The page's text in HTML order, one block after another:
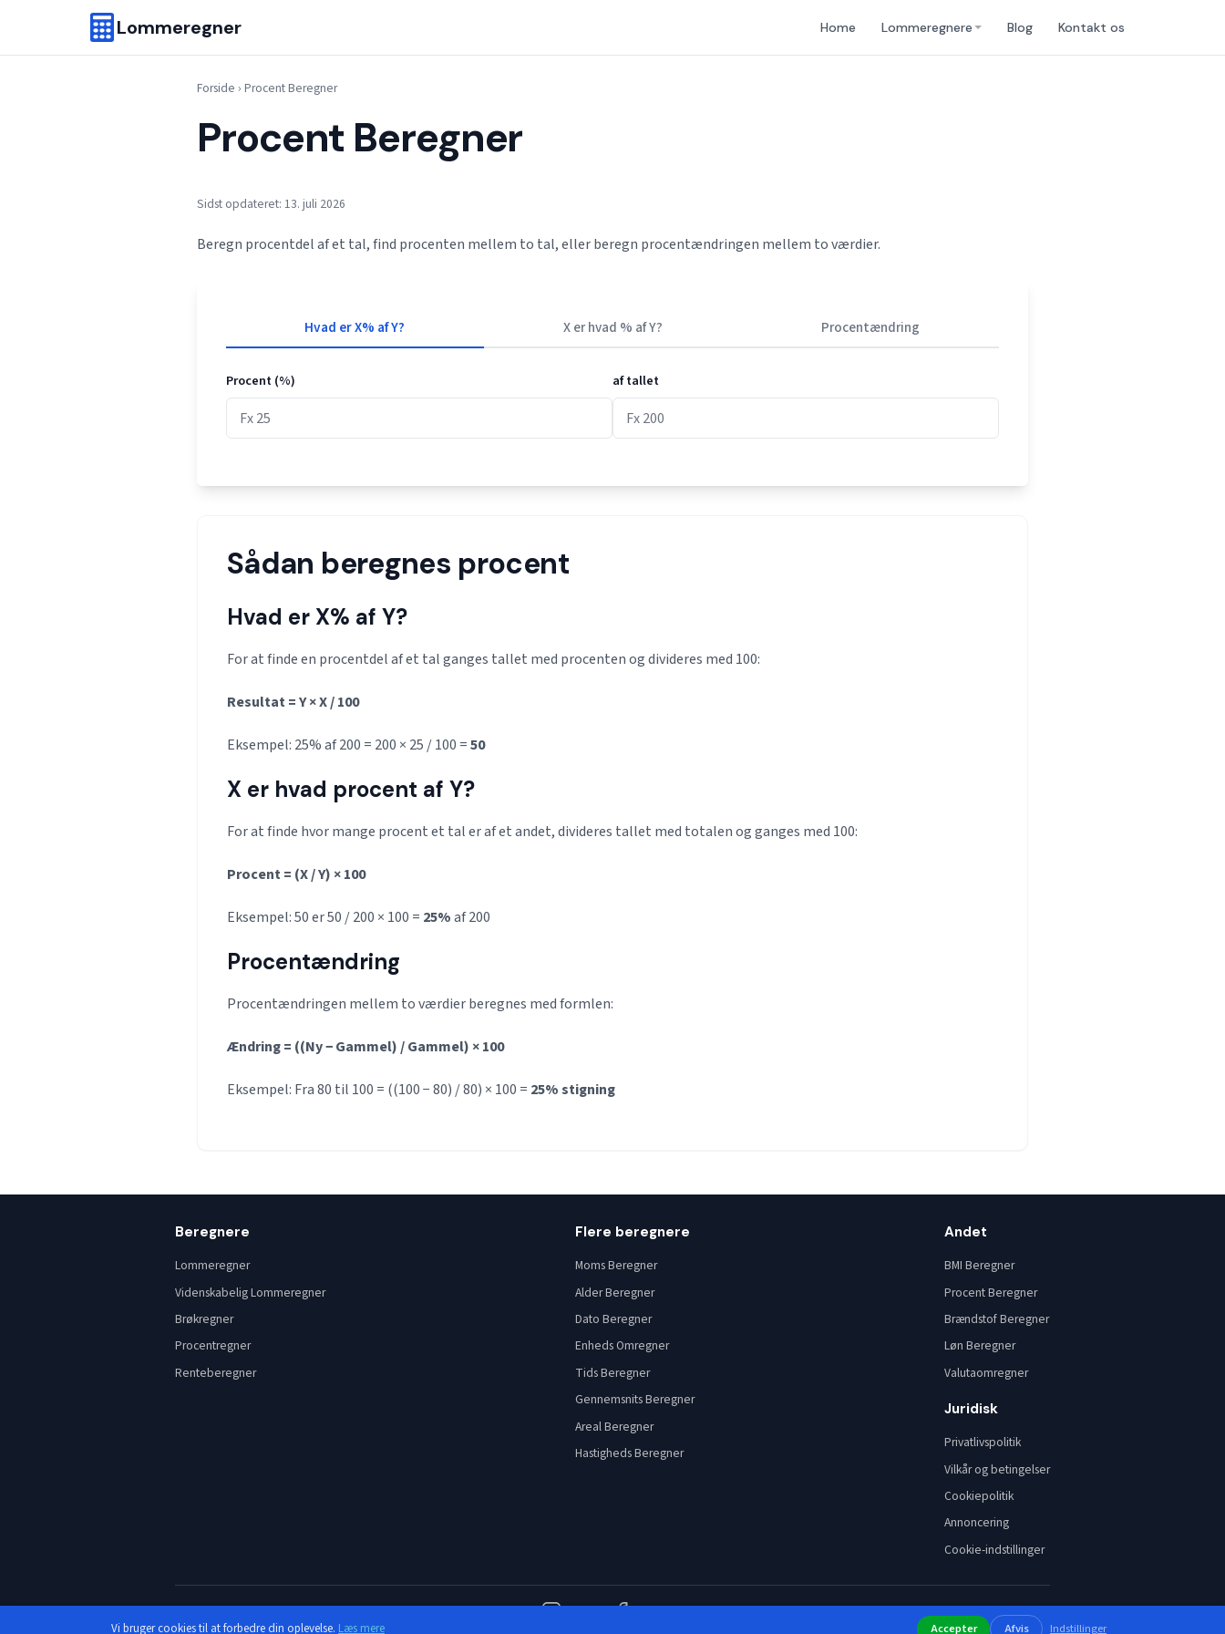
Lommeregner Home Lommeregnere Blog Kontakt os
Forside › Procent Beregner
Procent Beregner
Sidst opdateret: 13. juli 2026
Beregn procentdel af et tal, find procenten mellem to tal, eller beregn procentændringen mellem to værdier.
Hvad er X% af Y? X er hvad % af Y? Procentændring
Procent (%) af tallet
Sådan beregnes procent
Hvad er X% af Y?
For at finde en procentdel af et tal ganges tallet med procenten og divideres med 100:
Resultat = Y × X / 100
Eksempel: 25% af 200 = 200 × 25 / 100 =50
X er hvad procent af Y?
For at finde hvor mange procent et tal er af et andet, divideres tallet med totalen og ganges med 100:
Procent = (X / Y) × 100
Eksempel: 50 er 50 / 200 × 100 = 25%af 200
Procentændring
Procentændringen mellem to værdier beregnes med formlen:
Ændring = ((Ny − Gammel) / Gammel) × 100
Eksempel: Fra 80 til 100 = ((100 − 80) / 80) × 100 = 25% stigning
Beregnere
Lommeregner
Videnskabelig Lommeregner
Brøkregner
Procentregner
Renteberegner
Flere beregnere
Moms Beregner
Alder Beregner
Dato Beregner
Enheds Omregner
Tids Beregner
Gennemsnits Beregner
Areal Beregner
Hastigheds Beregner
Andet
BMI Beregner
Procent Beregner
Brændstof Beregner
Løn Beregner
Valutaomregner
Juridisk
Privatlivspolitik
Vilkår og betingelser
Cookiepolitik
Annoncering
Cookie-indstillinger
Instagram Facebook
Vi bruger cookies til at forbedre din oplevelse. Læs mere Accepter Afvis Indstillinger